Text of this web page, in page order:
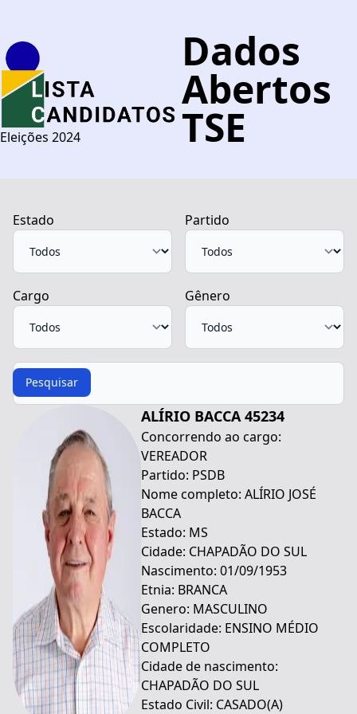
Eleições 2024
Dados
Abertos
TSE
Estado Partido
Cargo Gênero
Procurar
Pesquisar
ALÍRIO BACCA 45234
Concorrendo ao cargo:
VEREADOR
Partido: PSDB
Nome completo: ALÍRIO JOSÉ
BACCA
Estado: MS
Cidade: CHAPADÃO DO SUL
Nascimento: 01/09/1953
Etnia: BRANCA
Genero: MASCULINO
Escolaridade: ENSINO MÉDIO
COMPLETO
Cidade de nascimento:
CHAPADÃO DO SUL
Estado Civil: CASADO(A)